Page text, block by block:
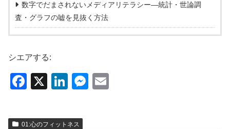
数字でだまされないメディアリテラシー―統計・世論調
査・グラフの嘘を見抜く方法
シエアする:
F
c
X
Li
k
M
01:心のフィットネス